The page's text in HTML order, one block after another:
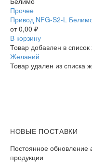
Привод
NFG-
S2-
L
Белимо
Прочее
Привод NFG-S2-L
от0,00 ₽
В корзину
Товар добавлен в
Желаний
Товар удален из списка
НОВЫЕ ПОСТАВКИ
Постоянное обновление
продукции